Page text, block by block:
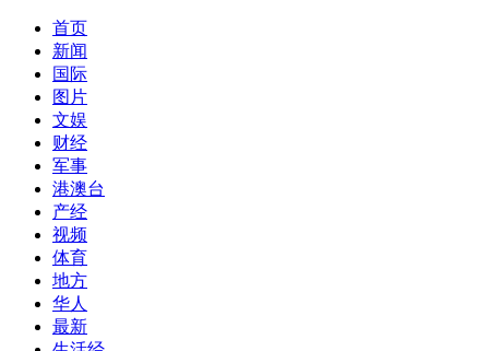
首页
新闻
国际
图片
文娱
财经
军事
港澳台
产经
视频
体育
地方
华人
最新